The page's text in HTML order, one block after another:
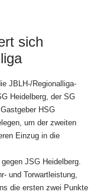
sich
JBLH-/Regionalliga-
Heidelberg, der SG
HSG
um der zweiten
Einzug in die
JSG Heidelberg.
und Torwartleistung,
die ersten zwei Punkte